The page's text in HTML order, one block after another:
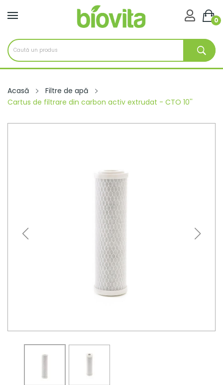
0

Acasă
Filtre de apă
Cartus de filtrare din carbon activ extrudat - CTO 10''